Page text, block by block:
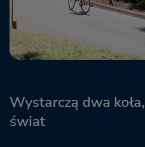
Wystarczą dwa
świat